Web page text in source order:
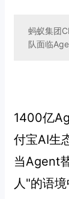
蚂蚁集团
队面临
1400亿
付宝AI生
当Agent
人"的语